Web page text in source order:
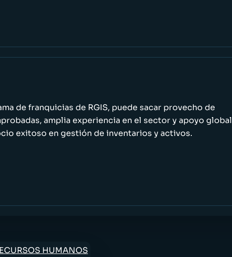
de franquicias de RGIS, puede sacar provecho de
amplia experiencia en el sector y apoyo global
exitoso en gestión de inventarios y activos.
HUMANOS